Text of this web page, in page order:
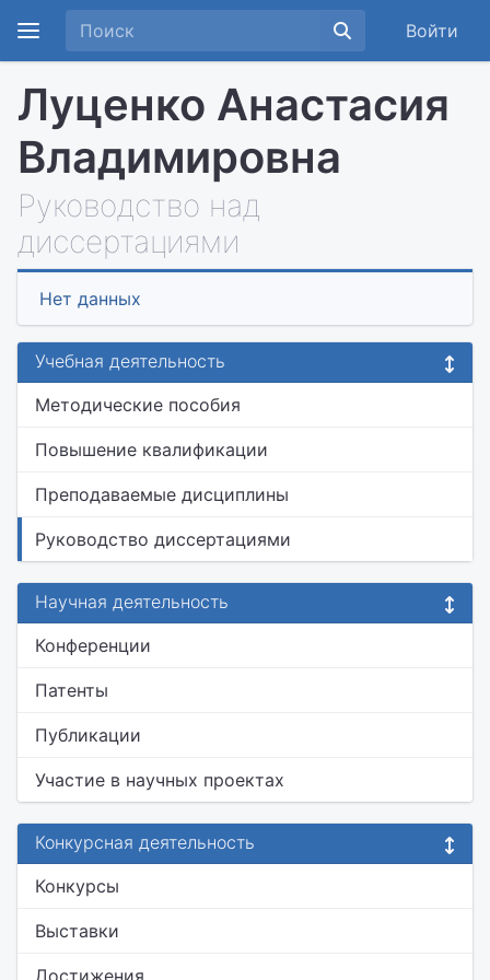
Войти
Луценко Анастасия
Владимировна
Руководство над
диссертациями
Нет данных
Учебная деятельность
Методические пособия
Повышение квалификации
Преподаваемые дисциплины
Руководство диссертациями
Научная деятельность
Конференции
Патенты
Публикации
Участие в научных проектах
Конкурсная деятельность
Конкурсы
Выставки
Достижения